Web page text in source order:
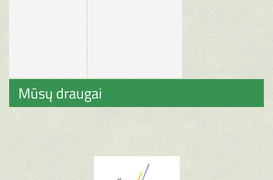
Mūsų draugai